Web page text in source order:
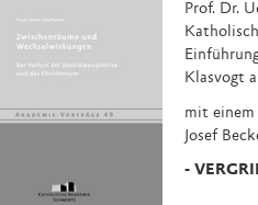
Prof. Dr.
Klasvogt
mit
Josef
-